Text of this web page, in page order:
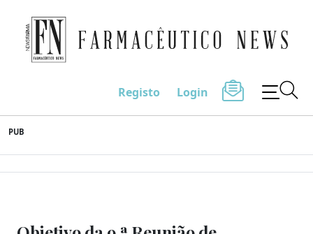
to
content
Farmacêutico News
Registo Login
PUB